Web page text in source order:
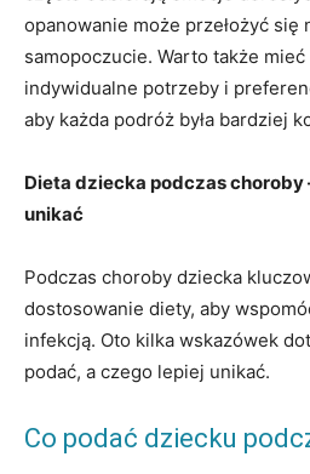
opanowanie może przełożyć ‌się
samopoczucie.⁣ Warto ‌także mieć
indywidualne potrzeby i
⁣aby każda ⁤podróż była bardziej
Dieta dziecka podczas choroby
unikać
Podczas‌ choroby dziecka
dostosowanie diety, aby
infekcją. Oto ​kilka wskazówek
podać, a czego​ lepiej ⁣unikać.
Co podać dziecku